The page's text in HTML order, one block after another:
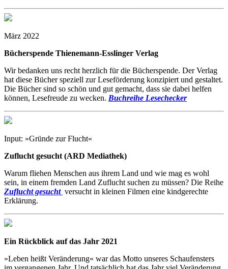
März 2022
Bücherspende Thienemann-Esslinger Verlag
Wir bedanken uns recht herzlich für die Bücherspende. Der Verlag
hat diese Bücher speziell zur Leseförderung konzipiert und gestaltet.
Die Bücher sind so schön und gut gemacht, dass sie dabei helfen
können, Lesefreude zu wecken. Buchreihe Lesechecker
Input: »Gründe zur Flucht«
Zuflucht gesucht (ARD Mediathek)
Warum fliehen Menschen aus ihrem Land und wie mag es wohl
sein, in einem fremden Land Zuflucht suchen zu müssen? Die Reihe
Zuflucht gesucht versucht in kleinen Filmen eine kindgerechte
Erklärung.
Ein Rückblick auf das Jahr 2021
»Leben heißt Veränderung« war das Motto unseres Schaufensters